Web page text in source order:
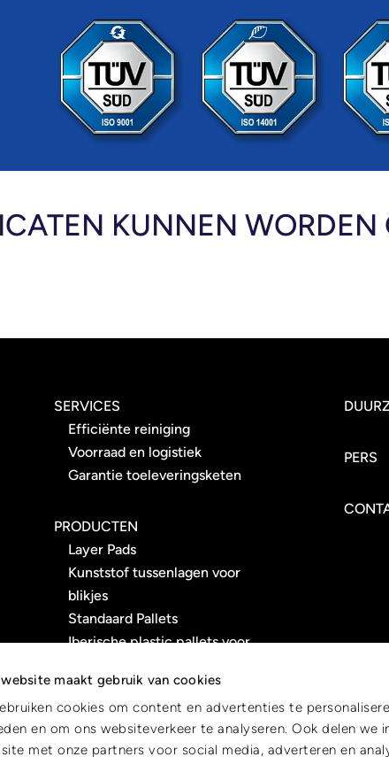
website maakt gebruik van cookies
cookies om content en advertenties te
en om ons websiteverkeer te analyseren. Ook delen we
met onze partners voor social media, adverteren en
KUNNEN
SERVICES
Efficiënte reiniging
Voorraad en logistiek
Garantie toeleveringsketen
PRODUCTEN
Layer Pads
Kunststof tussenlagen voor
blikjes
Standaard Pallets
Iberische plastic pallets voor
toepassingen
Kunststof Trays
PERS